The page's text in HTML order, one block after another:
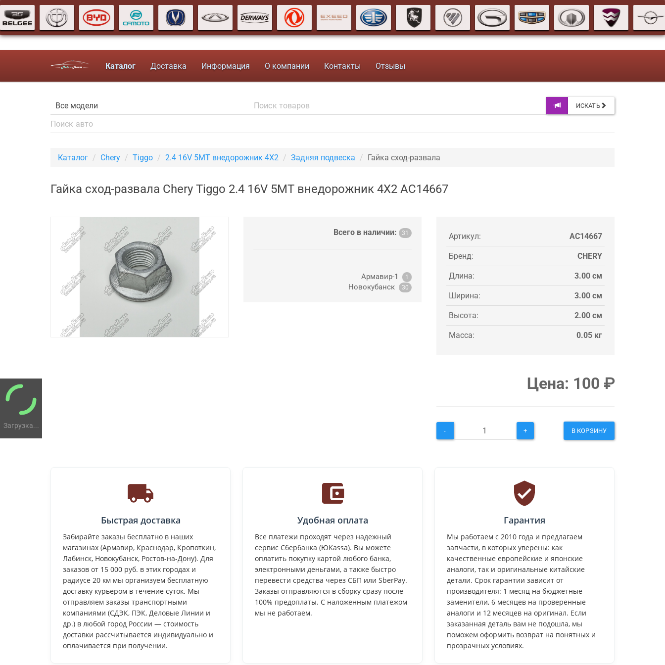
Загрузка...
Каталог Доставка Информация О компании Контакты Отзывы
ИСКАТЬ
Каталог Chery Tiggo 2.4 16V 5MT внедорожник 4X2 Задняя подвеска Гайка сход-развала
Гайка сход-развала Chery Tiggo 2.4 16V 5MT внедорожник 4X2 AC14667
Всего в наличии: 31
Армавир-1 1
Новокубанск 30
Артикул: AC14667
Бренд: CHERY
Длина: 3.00 см
Ширина: 3.00 см
Высота: 2.00 см
Масса: 0.05 кг
Цена: 100 ₽
- + В КОРЗИНУ
Быстрая доставка
Забирайте заказы бесплатно в наших
магазинах (Армавир, Краснодар, Кропоткин,
Лабинск, Новокубанск, Ростов-на-Дону). Для
заказов от 15 000 руб. в этих городах и
радиусе 20 км мы организуем бесплатную
доставку курьером в течение суток. Мы
отправляем заказы транспортными
компаниями (СДЭК, ПЭК, Деловые Линии и
др.) в любой город России — стоимость
доставки рассчитывается индивидуально и
оплачивается при получении.
Удобная оплата
Все платежи проходят через надежный
сервис Сбербанка (ЮKassa). Вы можете
оплатить покупку картой любого банка,
электронными деньгами, а также быстро
перевести средства через СБП или SberPay.
Заказы отправляются в сборку сразу после
100% предоплаты. С наложенным платежом
мы не работаем.
Гарантия
Мы работаем с 2010 года и предлагаем
запчасти, в которых уверены: как
качественные европейские и японские
аналоги, так и оригинальные китайские
детали. Срок гарантии зависит от
производителя: 1 месяц на бюджетные
заменители, 6 месяцев на проверенные
аналоги и 12 месяцев на оригинал. Если
заказанная деталь вам не подошла, мы
поможем оформить возврат на понятных и
прозрачных условиях.